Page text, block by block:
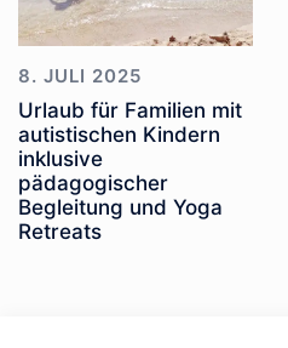
8. JULI 2025
Urlaub für Familien mit
autistischen Kindern
inklusive
pädagogischer
Begleitung und Yoga
Retreats